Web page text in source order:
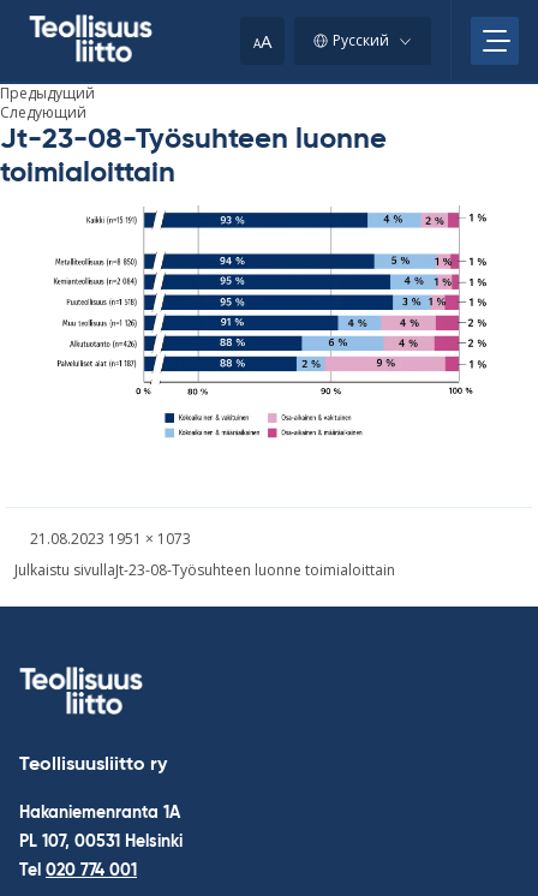
AA Русский
Предыдущий
Следующий
Jt-23-08-Työsuhteen luonne
toimialoittain
Kirjoitettu
21.08.2023 Täysikokoinen
1951 × 1073
Навигация
Julkaistu sivullaJt-23-08-Työsuhteen luonne toimialoittain
Teollisuusliitto ry
Hakaniemenranta 1A
PL 107, 00531 Helsinki
Tel 020 774 001